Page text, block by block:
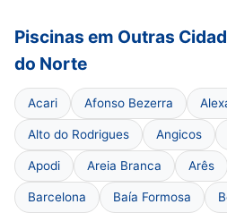
Piscinas em Outras
do Norte
Acari Afonso Bezerra
Alto do Rodrigues Angicos
Apodi Areia Branca Arês
Barcelona Baía Formosa